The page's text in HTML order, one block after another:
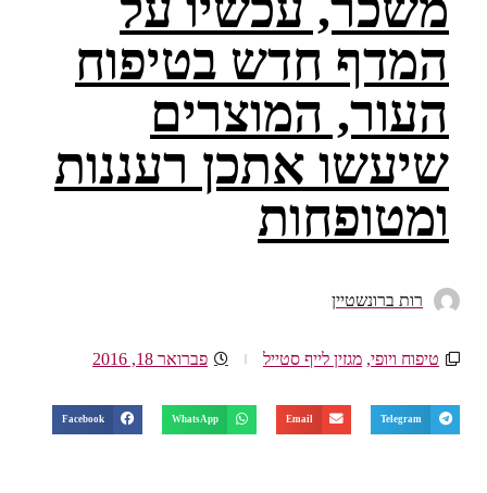
המדף חדש בטיפוח
העור, המוצרים
שיעשו אתכן רעננות
ומטופחות
רות ברונשטיין
טיפוח ויופי,מגזין לייף סטייל פברואר 18, 2016
Telegram
Email
WhatsApp
Facebook